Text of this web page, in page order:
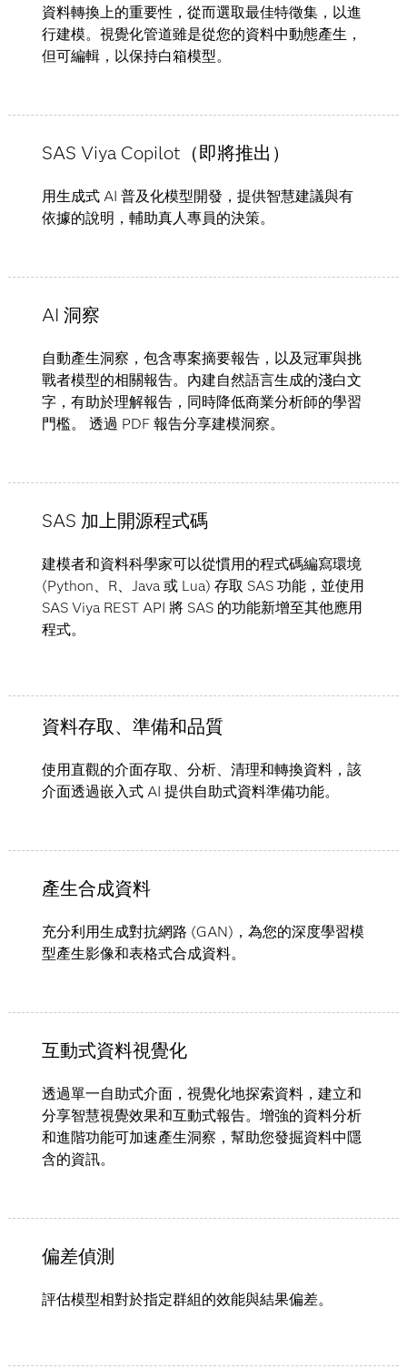
資料轉換上的重要性，從而選取最佳特徵集，以進
行建模。視覺化管道雖是從您的資料中動態產生，
但可編輯，以保持白箱模型。
SAS Viya Copilot（即將推出）
用生成式 AI 普及化模型開發，提供智慧建議與有
依據的說明，輔助真人專員的決策。
AI 洞察
自動產生洞察，包含專案摘要報告，以及冠軍與挑
戰者模型的相關報告。內建自然語言生成的淺白文
字，有助於理解報告，同時降低商業分析師的學習
門檻。 透過 PDF 報告分享建模洞察。
SAS 加上開源程式碼
建模者和資料科學家可以從慣用的程式碼編寫環境
(Python、R、Java 或 Lua) 存取 SAS 功能，並使用
SAS Viya REST API 將 SAS 的功能新增至其他應用
程式。
資料存取、準備和品質
使用直觀的介面存取、分析、清理和轉換資料，該
介面透過嵌入式 AI 提供自助式資料準備功能。
產生合成資料
充分利用生成對抗網路 (GAN)，為您的深度學習模
型產生影像和表格式合成資料。
互動式資料視覺化
透過單一自助式介面，視覺化地探索資料，建立和
分享智慧視覺效果和互動式報告。增強的資料分析
和進階功能可加速產生洞察，幫助您發掘資料中隱
含的資訊。​
偏差偵測
評估模型相對於指定群組的效能與結果偏差。